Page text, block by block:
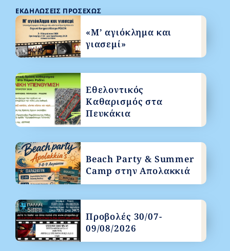
ΕΚΔΗΛΏΣΕΙΣ ΠΡΟΣΕΧΏΣ
«Μ’ αγιόκλημα και
γιασεμί»
Εθελοντικός
Καθαρισμός στα
Πευκάκια
Beach Party & Summer
Camp στην Απολακκιά
Προβολές 30/07-
09/08/2026